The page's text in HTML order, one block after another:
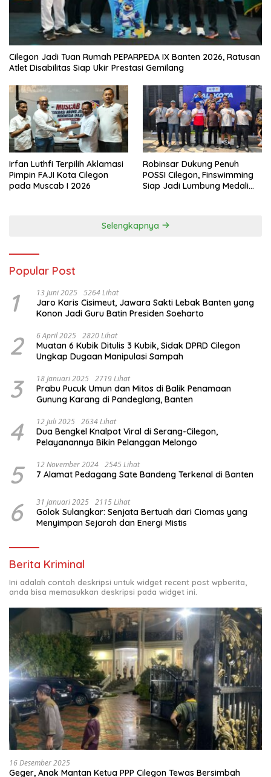
Cilegon Jadi Tuan Rumah PEPARPEDA IX Banten 2026, Ratusan
Atlet Disabilitas Siap Ukir Prestasi Gemilang
Irfan Luthfi Terpilih Aklamasi
Pimpin FAJI Kota Cilegon
pada Muscab I 2026
Robinsar Dukung Penuh
POSSI Cilegon, Finswimming
Siap Jadi Lumbung Medali
Selengkapnya
Popular Post
1 13 Juni 2025 5264 Lihat
Jaro Karis Cisimeut, Jawara Sakti Lebak Banten yang
Konon Jadi Guru Batin Presiden Soeharto
2 6 April 2025 2820 Lihat
Muatan 6 Kubik Ditulis 3 Kubik, Sidak DPRD Cilegon
Ungkap Dugaan Manipulasi Sampah
3 18 Januari 2025 2719 Lihat
Prabu Pucuk Umun dan Mitos di Balik Penamaan
Gunung Karang di Pandeglang, Banten
4 12 Juli 2025 2634 Lihat
Dua Bengkel Knalpot Viral di Serang-Cilegon,
Pelayanannya Bikin Pelanggan Melongo
5 12 November 2024 2545 Lihat
7 Alamat Pedagang Sate Bandeng Terkenal di Banten
6 31 Januari 2025 2115 Lihat
Golok Sulangkar: Senjata Bertuah dari Ciomas yang
Menyimpan Sejarah dan Energi Mistis
Berita Kriminal
Ini adalah contoh deskripsi untuk widget recent post wpberita,
anda bisa memasukkan deskripsi pada widget ini.
16 Desember 2025
Geger, Anak Mantan Ketua PPP Cilegon Tewas Bersimbah